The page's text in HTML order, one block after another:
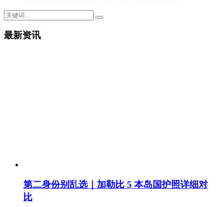
最新资讯
第二身份别乱选｜加勒比 5 本岛国护照详细对
比